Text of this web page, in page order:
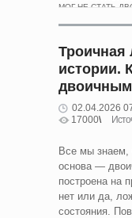
МОГ НЕ СТАТЬ
Троичная
истории.
двоичным
02.04.2026
17000
Все мы знаем,
основа —
построена на
нет или да,
состояния.